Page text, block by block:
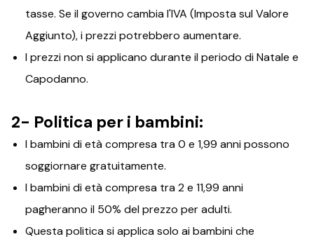
tasse. Se il governo cambia l'IVA (Imposta sul Valore
Aggiunto), i prezzi potrebbero aumentare.
I prezzi non si applicano durante il periodo di Natale e
Capodanno.
2- Politica per i bambini:
I bambini di età compresa tra 0 e 1,99 anni possono
soggiornare gratuitamente.
I bambini di età compresa tra 2 e 11,99 anni
pagheranno il 50% del prezzo per adulti.
Questa politica si applica solo ai bambini che